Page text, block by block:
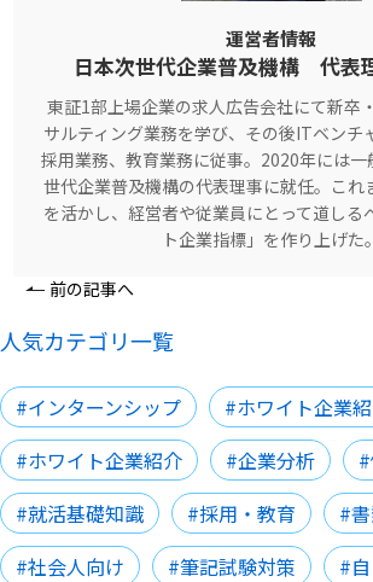
運営者情報
日本次世代企業普及機構 代表
東証1部上場企業の求人広告会社にて新卒
サルティング業務を学び、その後ITベンチ
採用業務、教育業務に従事。2020年には
世代企業普及機構の代表理事に就任。これ
を活かし、経営者や従業員にとって道しる
ト企業指標」を作り上げた。
前の記事へ
人気カテゴリ一覧
#インターンシップ
#ホワイト企業
#ホワイト企業紹介
#企業分析
#就活基礎知識
#採用・教育
#
#社会人向け
#筆記試験対策
#